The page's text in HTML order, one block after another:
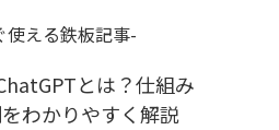
使える鉄板記事-
とは？仕組み
わかりやすく解説